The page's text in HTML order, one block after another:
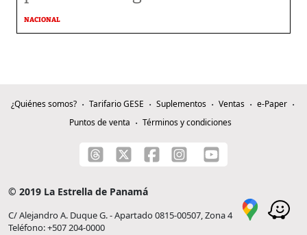
NACIONAL
¿Quiénes somos? Tarifario GESE Suplementos Ventas
e-Paper
Puntos de venta
Términos y condiciones
© 2019 La Estrella de Panamá
C/ Alejandro A. Duque G. - Apartado 0815-00507, Zona 4
Teléfono: +507 204-0000